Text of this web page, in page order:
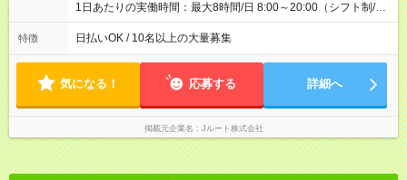
1日あたりの実働時間：最大8時間/日 8:00～20:00（シフト制/実
働8時間） ※週5日勤務（場所次第では週4も有り） ※配達状況に
よって時間外での勤務可能性有り ※案件により多少の前後あり
特徴 日払いOK / 10名以上の大量募集
気になる！ 応募する 詳細へ
掲載元企業名 Jルート株式会社